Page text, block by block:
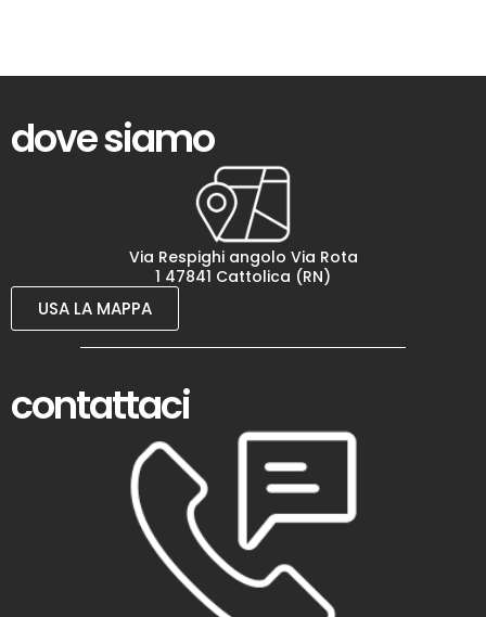
dove siamo
Via Respighi angolo Via Rota
1 47841 Cattolica (RN)
USA LA MAPPA
contattaci